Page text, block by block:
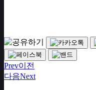
Prev이전
다음Next